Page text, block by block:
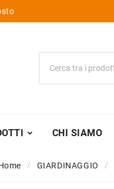
CHI SIAMO
GIARDINAGGIO